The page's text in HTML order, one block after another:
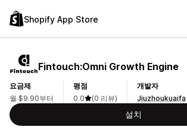
Shopify App Store
Fintouch:Omni Growth Engine
요금제
월 $9.90부터
평점
0.0
(0 리뷰)
개발자
Jiuzhoukuaifa
설치